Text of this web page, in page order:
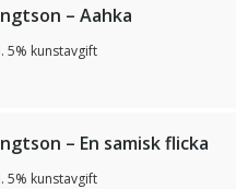
– Aahka
5% kunstavgift
– En samisk flicka
5% kunstavgift